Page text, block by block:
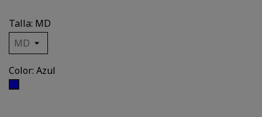
Talla: MD
Color: Azul